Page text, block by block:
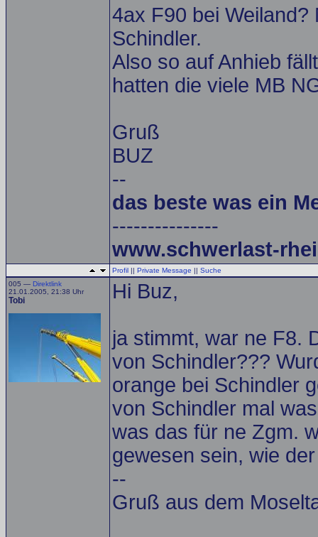
4ax F90 bei
Schindler.
Also so auf Anhieb
hatten die viele MB
Gruß
BUZ
--
das beste was ein
---------------
www.schwerlast-
Profil || Private Message || Suche
005 — Direktlink
21.01.2005, 21:38 Uhr
Tobi Hi Buz,
ja stimmt, war ne F8.
von Schindler???
orange bei Schindler
von Schindler mal
was das für ne Zgm.
gewesen sein, wie
--
Gruß aus dem